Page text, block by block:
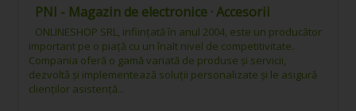
PNI - Magazin de electronice · Accesorii
ONLINESHOP SRL, inființată în anul 2004, este un producător
important pe o piață cu un înalt nivel de competitivitate.
Compania oferă o gamă variată de produse și servicii,
dezvoltă și implementează soluții personalizate și le asigură
clienților asistență...